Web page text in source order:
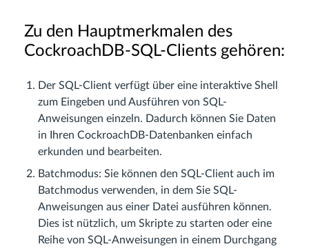
Zu den Hauptmerkmalen des
CockroachDB-SQL-Clients gehören:
Der SQL-Client verfügt über eine interaktive Shell
zum Eingeben und Ausführen von SQL-
Anweisungen einzeln. Dadurch können Sie Daten
in Ihren CockroachDB-Datenbanken einfach
erkunden und bearbeiten.
Batchmodus: Sie können den SQL-Client auch im
Batchmodus verwenden, in dem Sie SQL-
Anweisungen aus einer Datei ausführen können.
Dies ist nützlich, um Skripte zu starten oder eine
Reihe von SQL-Anweisungen in einem Durchgang